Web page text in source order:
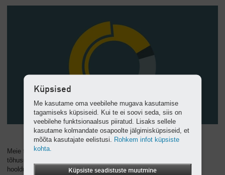
Meie terviklik lähenemine optimaalse kasumlikkuse nimel: parim
tõhusus, lihtsaim kasutamine, lihtne hooldada ning ülemaailmne
hooldus- ja nõustamisvõrgustik kiire reageerimisajaga.
Küpsised
Me kasutame oma veebilehe mugava kasutamise
tagamiseks küpsiseid. Kui te ei soovi seda, siis on
veebilehe funktsionaalsus piiratud. Lisaks sellele
kasutame kolmandate osapoolte jälgimisküpsiseid, et
mõõta kasutajate eelistusi. Rohkem infot küpsiste
kohta.
Küpsiste seadistuste muutmine